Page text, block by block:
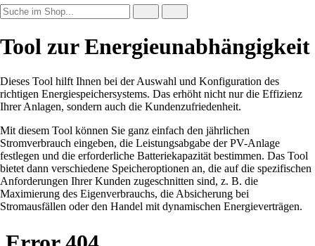
Tool zur Energieunabhängigkeit
Dieses Tool hilft Ihnen bei der Auswahl und Konfiguration des
richtigen Energiespeichersystems. Das erhöht nicht nur die Effizienz
Ihrer Anlagen, sondern auch die Kundenzufriedenheit.
Mit diesem Tool können Sie ganz einfach den jährlichen
Stromverbrauch eingeben, die Leistungsabgabe der PV-Anlage
festlegen und die erforderliche Batteriekapazität bestimmen. Das Tool
bietet dann verschiedene Speicheroptionen an, die auf die spezifischen
Anforderungen Ihrer Kunden zugeschnitten sind, z. B. die
Maximierung des Eigenverbrauchs, die Absicherung bei
Stromausfällen oder den Handel mit dynamischen Energieverträgen.